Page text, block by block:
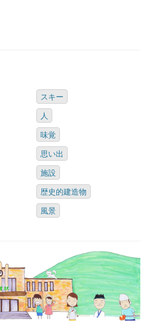
スキー
人
味覚
思い出
施設
歴史的建造物
風景